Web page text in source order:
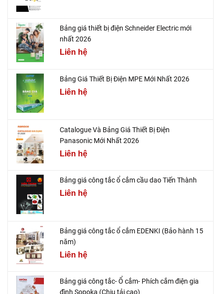
Bảng giá thiết bị điện Schneider Electric mới
nhất 2026
Liên hệ
Bảng Giá Thiết Bị Điện MPE Mới Nhất 2026
Liên hệ
Catalogue Và Bảng Giá Thiết Bị Điện
Panasonic Mới Nhất 2026
Liên hệ
Bảng giá công tắc ổ cắm cầu dao Tiến Thành
Liên hệ
Bảng giá công tắc ổ cắm EDENKI (Bảo hành 15
năm)
Liên hệ
Bảng giá công tắc- Ổ cắm- Phích cắm điện gia
đình Sopoka (Chịu tải cao)